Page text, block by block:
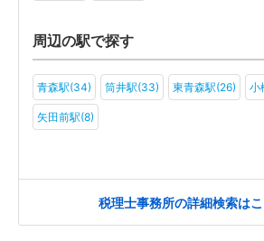
周辺の駅で探す
青森駅(34) 筒井駅(33) 東青森駅(26) 小
矢田前駅(8)
税理士事務所の詳細検索は